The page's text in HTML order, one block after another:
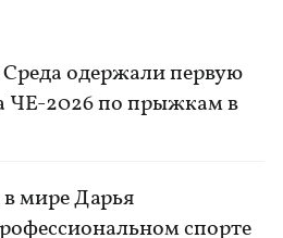
одержали первую
ЧЕ-2026 по прыжкам в
мире Дарья
спорте